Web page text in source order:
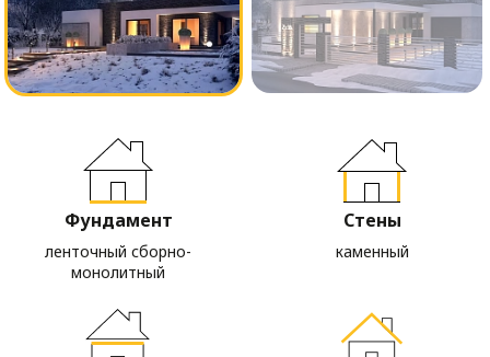
Фундамент
ленточный сборно-
монолитный
Стены
каменный